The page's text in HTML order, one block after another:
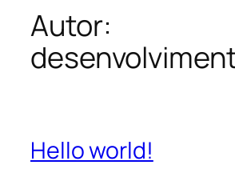
Autor:
Hello world!